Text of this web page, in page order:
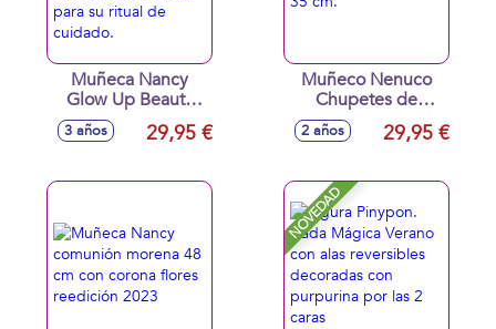
Muñeca Nancy
Glow Up Beauty
Pack 42 cm. Viste
un outfit súper
su ritual de
3 años 29,95 €
Muñeco Nenuco
Chupetes de
Hadas 35 cm.
2 años 29,95 €
NOVEDAD